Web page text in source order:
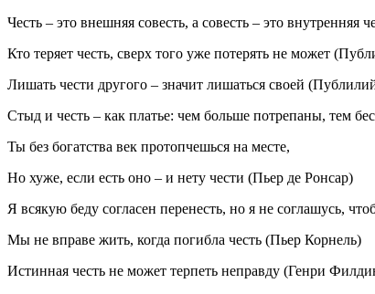
Честь – это внешняя совесть, а совесть – это внутренняя
Кто теряет честь, сверх того уже потерять не может
Лишать чести другого – значит лишаться своей
Стыд и честь – как платье: чем больше потрепаны, тем
Ты без богатства век протопчешься на месте,
Но хуже, если есть оно – и нету чести (Пьер де Ронсар)
Я всякую беду согласен перенесть, но я не соглашусь,
Мы не вправе жить, когда погибла честь (Пьер Корнель)
Истинная честь не может терпеть неправду (Генри